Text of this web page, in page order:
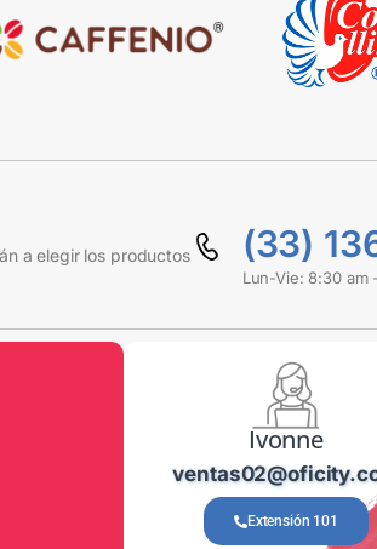
a elegir los productos
(33)
Lun-Vie: 8:30 am
Ivonne
Extensión 101